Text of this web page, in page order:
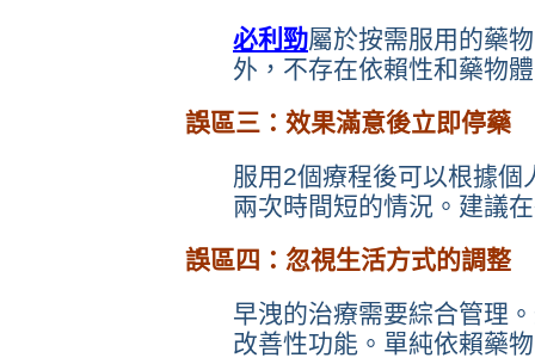
必利勁屬於按需服用的藥
外，不存在依賴性和藥物
誤區三：效果滿意後立即停藥
服用2個療程後可以根據
兩次時間短的情況。建議
誤區四：忽視生活方式的調整
早洩的治療需要綜合管理
改善性功能。單純依賴藥